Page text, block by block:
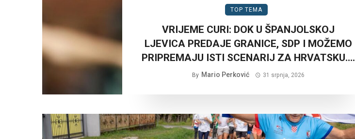
TOP TEMA
VRIJEME CURI: DOK U ŠPANJOLSKOJ
LJEVICA PREDAJE GRANICE, SDP I MOŽEMO
PRIPREMAJU ISTI SCENARIJ ZA HRVATSKU….
By Mario Perković 31 srpnja, 2026